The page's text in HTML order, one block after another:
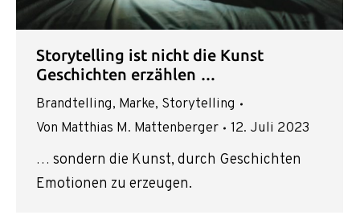
Storytelling ist nicht die Kunst
Geschichten erzählen …
Brandtelling, Marke, Storytelling
Von Matthias M. Mattenberger 12. Juli 2023
… sondern die Kunst, durch Geschichten
Emotionen zu erzeugen.